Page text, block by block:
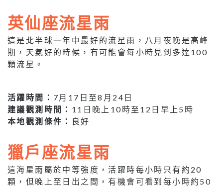
英仙座流星雨
這是北半球一年中最好的流星雨，八月夜晚是高峰
期，天氣好的時候，有可能會每小時見到多達100
顆流星。
活躍時間： 7月17日至8月24日
建議觀測時間： 11日晚上10時至12日早上5時
本地觀測條件： 良好
獵戶座流星雨
這海星雨屬於中等強度，活躍時每小時只有約20
顆，但晚上至日出之間，有機會可看到每小時約50